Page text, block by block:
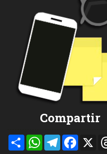
Compartir
CompartirWhatsAppTelegram